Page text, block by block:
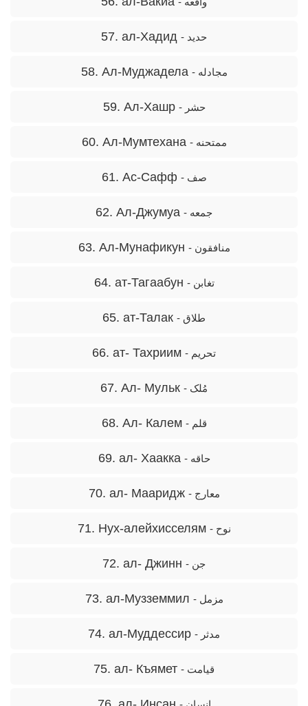
57. ал-Хадид - حدید
58. Ал-Муджадела - مجادله
59. Ал-Хашр - حشر
60. Ал-Мумтехана - ممتحنه
61. Ас-Сафф - صف
62. Ал-Джумуа - جمعه
63. Ал-Мунафикун - منافقون
64. ат-Тагаaбун - تغابن
65. ат-Талак - طلاق
66. ат- Тахриим - تحریم
67. Ал- Мульк - مُلک
68. Ал- Калем - قلم
69. aл- Хаакка - حاقه
70. ал- Мааридж - معارج
71. Нух-алейхисселям - نوح
72. ал- Джинн - جن
73. ал-Музземмил - مزمل
74. ал-Муддессир - مدثر
75. ал- Къямет - قیامت